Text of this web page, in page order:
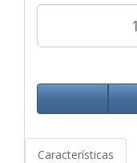
Características